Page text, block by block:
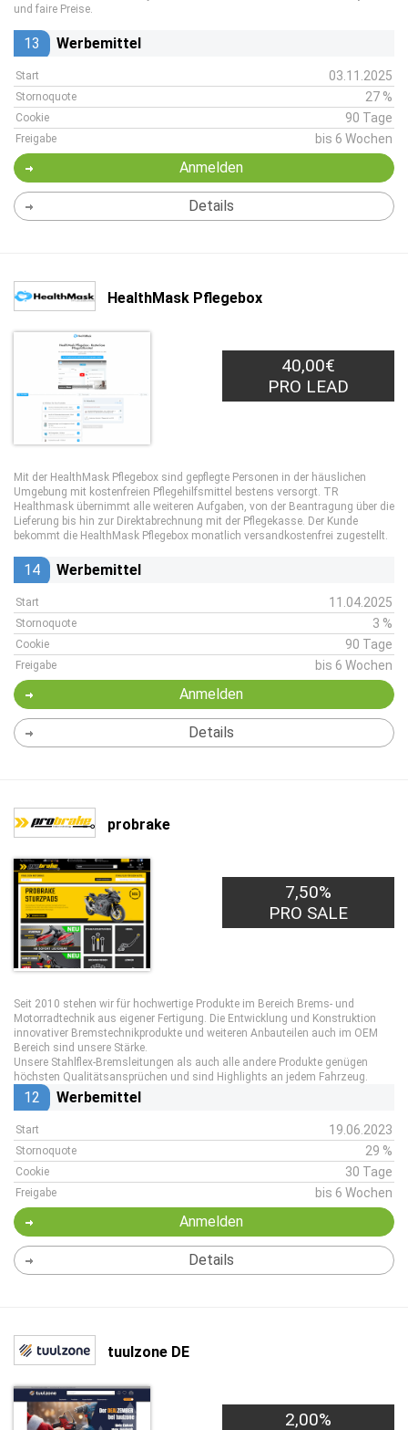
und faire Preise.
13 Werbemittel
Start 03.11.2025
Stornoquote 27 %
Cookie 90 Tage
Freigabe bis 6 Wochen
Anmelden
Details
HealthMask Pflegebox
40,00€
PRO LEAD
Mit der HealthMask Pflegebox sind gepflegte Personen in der häuslichen
Umgebung mit kostenfreien Pflegehilfsmittel bestens versorgt. TR
Healthmask übernimmt alle weiteren Aufgaben, von der Beantragung über die
Lieferung bis hin zur Direktabrechnung mit der Pflegekasse. Der Kunde
bekommt die HealthMask Pflegebox monatlich versandkostenfrei zugestellt.
14 Werbemittel
Start 11.04.2025
Stornoquote 3 %
Cookie 90 Tage
Freigabe bis 6 Wochen
Anmelden
Details
probrake
7,50%
PRO SALE
Seit 2010 stehen wir für hochwertige Produkte im Bereich Brems- und
Motorradtechnik aus eigener Fertigung. Die Entwicklung und Konstruktion
innovativer Bremstechnikprodukte und weiteren Anbauteilen auch im OEM
Bereich sind unsere Stärke.
Unsere Stahlflex-Bremsleitungen als auch alle andere Produkte genügen
höchsten Qualitätsansprüchen und sind Highlights an jedem Fahrzeug.
12 Werbemittel
Start 19.06.2023
Stornoquote 29 %
Cookie 30 Tage
Freigabe bis 6 Wochen
Anmelden
Details
tuulzone DE
2,00%